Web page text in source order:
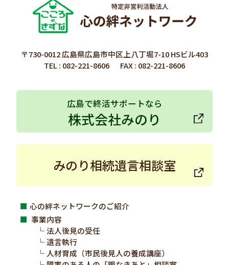
〒730-0012 広島県広島市中区上八丁堀7-10 HSビル403
TEL : 082-221-8606 FAX : 082-221-8606
広島で終活サポートなら
株式会社みのり
みのり相続遺言相談室
心の絆ネットワークのご紹介
事業内容
法人後見の受任
遺言執行
人材育成（市民後見人の養成講座）